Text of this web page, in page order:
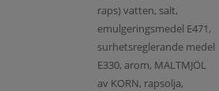
raps) vatten, salt,
emulgeringsmedel E471,
surhetsreglerande medel
E330, arom, MALTMJÖL
av KORN, rapsolja,